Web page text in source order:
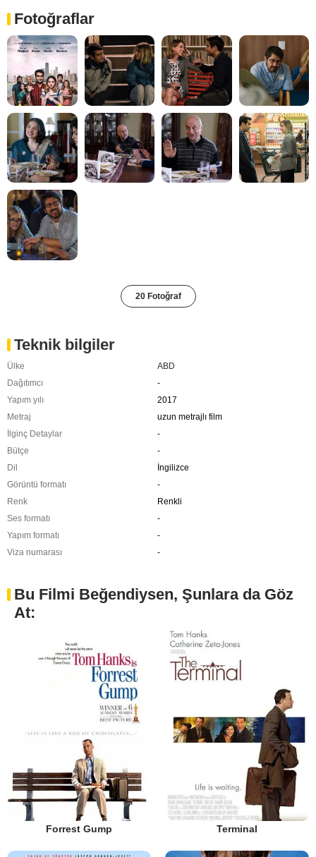
Fotoğraflar
20 Fotoğraf
Teknik bilgiler
Ülke
ABD
Dağıtımcı
-
Yapım yılı
2017
Metraj
uzun metrajlı film
İlginç Detaylar
-
Bütçe
-
Dil
İngilizce
Görüntü formatı
-
Renk
Renkli
Ses formatı
-
Yapım formatı
-
Viza numarası
-
Bu Filmi Beğendiysen, Şunlara da Göz
At:
Forrest Gump Terminal